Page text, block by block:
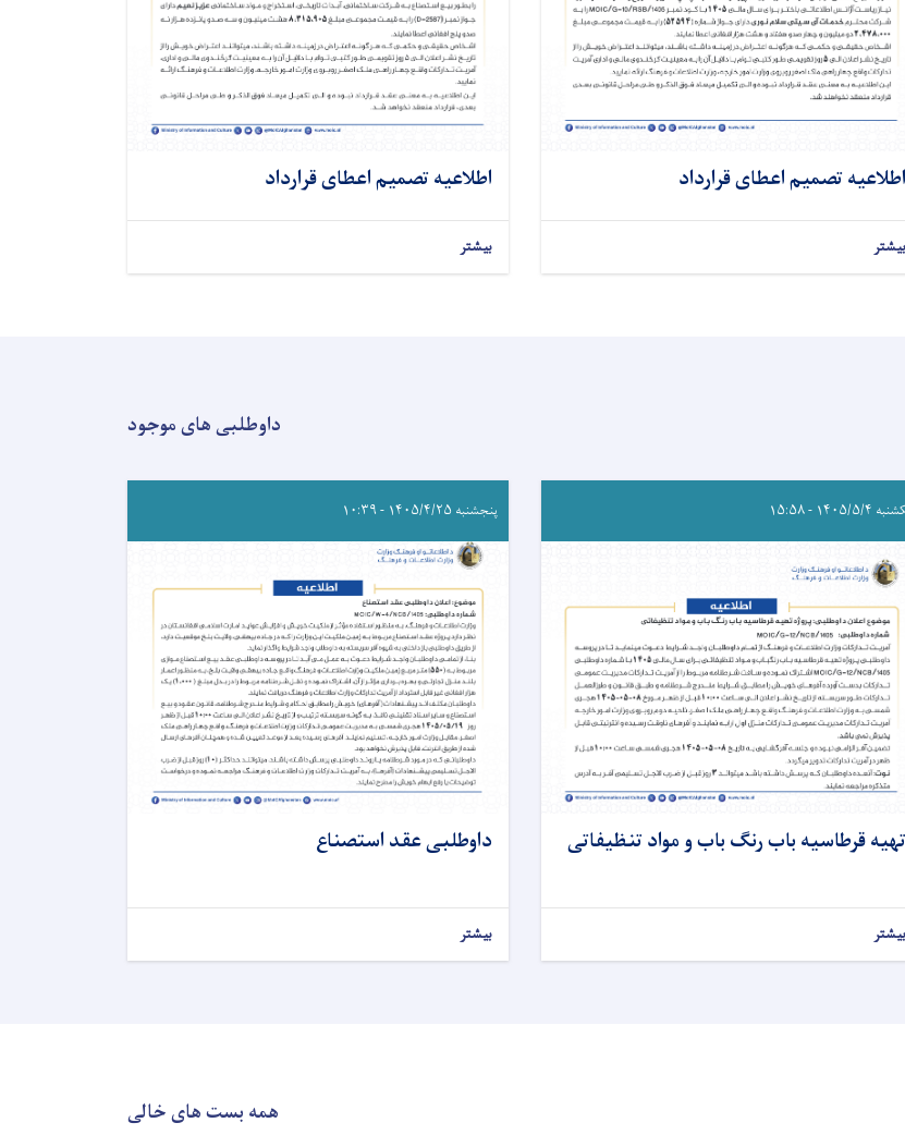
اطلاعیه تصمیم اعطای قرارداد
بیشتر
اطلاعیه تصمیم اعطای قرارداد
بیشتر
داوطلبی های موجود
۱۴۰۵/۵/۴ - ۱۵:۵۸
تهیه قرطاسیه باب رنگ باب و مواد تنظیفاتی
بیشتر
پنجشنبه ۱۴۰۵/۴/۲۵ - ۱۰:۳۹
داوطلبی عقد استصناع
بیشتر
همه بست های خالی